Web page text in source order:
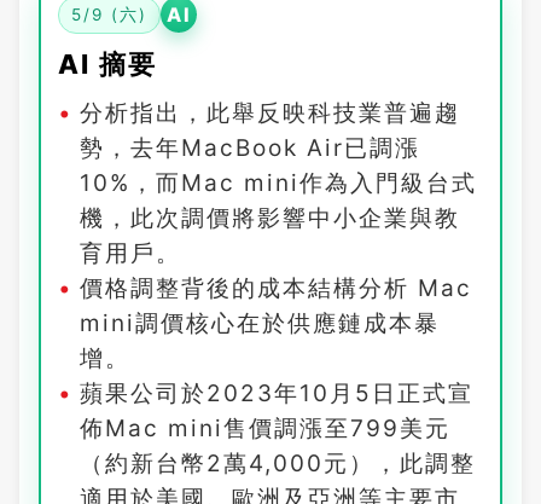
5/9 (六) AI
AI 摘要
分析指出，此舉反映科技業普遍趨
勢，去年MacBook Air已調漲
10%，而Mac mini作為入門級台式
機，此次調價將影響中小企業與教
育用戶。
價格調整背後的成本結構分析 Mac
mini調價核心在於供應鏈成本暴
增。
蘋果公司於2023年10月5日正式宣
佈Mac mini售價調漲至799美元
（約新台幣2萬4,000元），此調整
適用於美國、歐洲及亞洲等主要市